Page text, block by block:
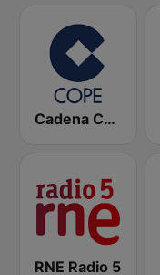
Cadena COPE
RNE Radio 5